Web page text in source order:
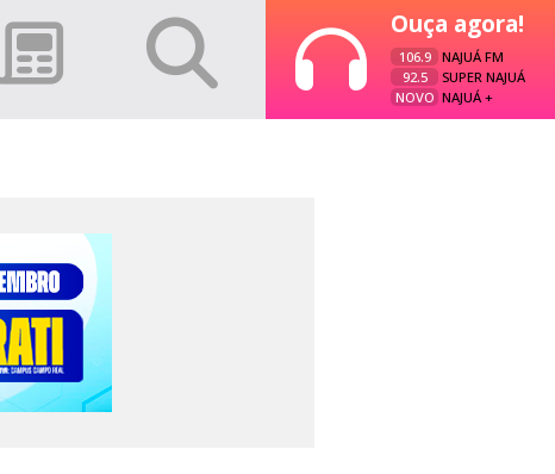
Ouça agora!
106.9
NAJUÁ FM
92.5
SUPER NAJUÁ
NOVO NAJUÁ +